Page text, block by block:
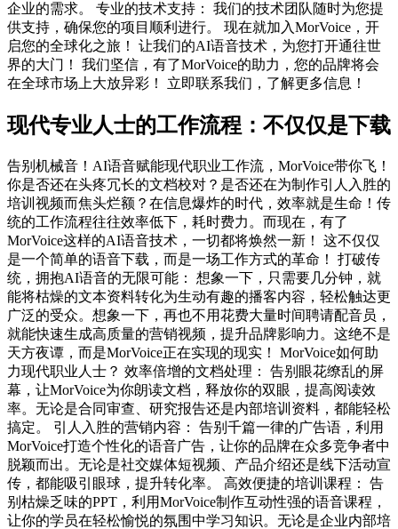
企业的需求。 专业的技术支持： 我们的技术团队随时为您提
供支持，确保您的项目顺利进行。 现在就加入MorVoice，开
启您的全球化之旅！ 让我们的AI语音技术，为您打开通往世
界的大门！ 我们坚信，有了MorVoice的助力，您的品牌将会
在全球市场上大放异彩！ 立即联系我们，了解更多信息！
现代专业人士的工作流程：不仅仅是下载
告别机械音！AI语音赋能现代职业工作流，MorVoice带你飞！
你是否还在头疼冗长的文档校对？是否还在为制作引人入胜的
培训视频而焦头烂额？在信息爆炸的时代，效率就是生命！传
统的工作流程往往效率低下，耗时费力。而现在，有了
MorVoice这样的AI语音技术，一切都将焕然一新！ 这不仅仅
是一个简单的语音下载，而是一场工作方式的革命！ 打破传
统，拥抱AI语音的无限可能： 想象一下，只需要几分钟，就
能将枯燥的文本资料转化为生动有趣的播客内容，轻松触达更
广泛的受众。想象一下，再也不用花费大量时间聘请配音员，
就能快速生成高质量的营销视频，提升品牌影响力。这绝不是
天方夜谭，而是MorVoice正在实现的现实！ MorVoice如何助
力现代职业人士？ 效率倍增的文档处理： 告别眼花缭乱的屏
幕，让MorVoice为你朗读文档，释放你的双眼，提高阅读效
率。无论是合同审查、研究报告还是内部培训资料，都能轻松
搞定。 引人入胜的营销内容： 告别千篇一律的广告语，利用
MorVoice打造个性化的语音广告，让你的品牌在众多竞争者中
脱颖而出。无论是社交媒体短视频、产品介绍还是线下活动宣
传，都能吸引眼球，提升转化率。 高效便捷的培训课程： 告
别枯燥乏味的PPT，利用MorVoice制作互动性强的语音课程，
让你的学员在轻松愉悦的氛围中学习知识。无论是企业内部培